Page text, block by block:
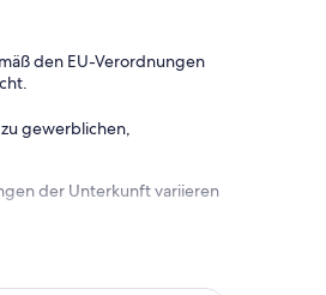
den EU-Verordnungen
gewerblichen,
der Unterkunft variieren